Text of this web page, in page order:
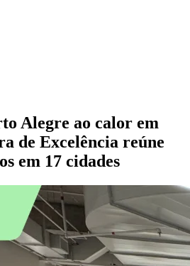
Alegre ao calor em
de Excelência reúne
em 17 cidades